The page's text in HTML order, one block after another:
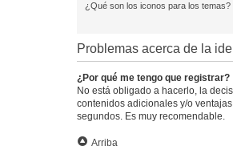
¿Qué son los iconos para los temas?
Problemas acerca de la
¿Por qué me tengo que registrar?
No está obligado a hacerlo, la
contenidos adicionales y/o
segundos. Es muy recomendable.
Arriba